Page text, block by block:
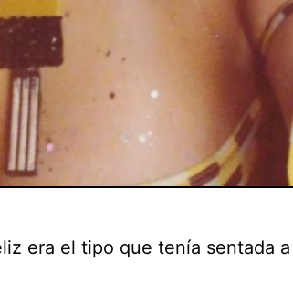
era el tipo que tenía sentada